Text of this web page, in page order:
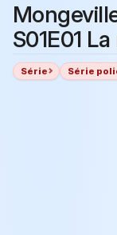
S01E01
Série Série